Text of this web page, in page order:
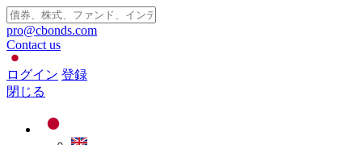
pro@cbonds.com
Contact us
ログイン 登録
閉じる